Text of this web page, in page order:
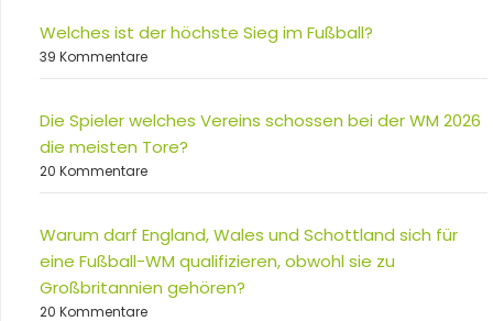
Welches ist der höchste Sieg im Fußball?
39 Kommentare
Die Spieler welches Vereins schossen bei der WM 2026
die meisten Tore?
20 Kommentare
Warum darf England, Wales und Schottland sich für
eine Fußball-WM qualifizieren, obwohl sie zu
Großbritannien gehören?
20 Kommentare